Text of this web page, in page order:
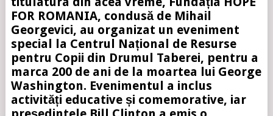
FOR ROMANIA, condusă de Mihail
Georgevici, au organizat un eveniment
special la Centrul Național de Resurse
pentru Copii din Drumul Taberei, pentru a
marca 200 de ani de la moartea lui George
Washington. Evenimentul a inclus
activități educative și comemorative, iar